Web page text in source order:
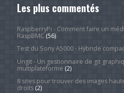
Les plus commentés
RaspberryPi - Comment faire un
RaspBMC(56)
Test du Sony A5000 - Hybride
Ungit - Un gestionnaire de git
multiplateforme (2)
8 sites pour trouver des images
droits(2)